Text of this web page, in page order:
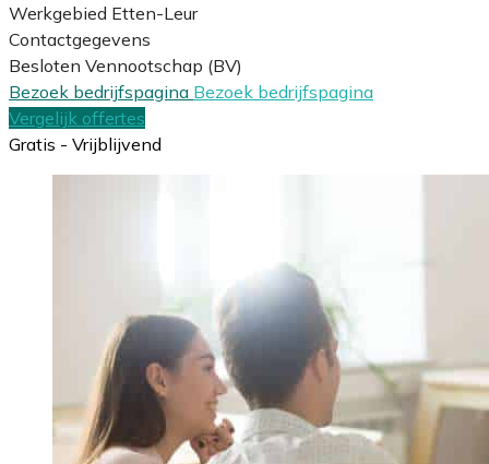
Werkgebied Etten-Leur
Contactgegevens
Besloten Vennootschap (BV)
Bezoek bedrijfspagina Bezoek bedrijfspagina
Vergelijk offertes
Gratis - Vrijblijvend